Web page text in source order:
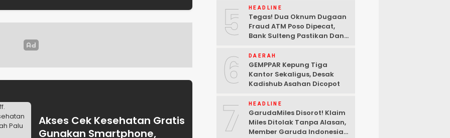
Hidayat
Pemerintahan
Akses Cek Kesehatan Gratis
Gunakan Smartphone,
5 HEADLINE
Tegas! Dua Oknum Dugaan
Fraud ATM Poso Dipecat,
Bank Sulteng Pastikan Dana
6 DAERAH
GEMPPAR Kepung Tiga
Kantor Sekaligus, Desak
Kadishub Asahan Dicopot
7 HEADLINE
GarudaMiles Disorot! Klaim
Miles Ditolak Tanpa Alasan,
Member Garuda Indonesia